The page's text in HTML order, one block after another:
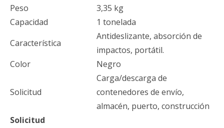
Peso
3,35 kg
Capacidad
1 tonelada
Característica
Antideslizante, absorción de
impactos, portátil.
Color
Negro
Solicitud
Carga/descarga de
contenedores de envío,
almacén, puerto, construcción
Solicitud